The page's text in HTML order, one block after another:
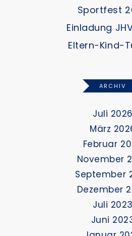
Sportfest
Einladung
Eltern-Kind-
ARCHIV
Juli 2026
März
Februar
November
September
Dezember
Juli 2023
Juni